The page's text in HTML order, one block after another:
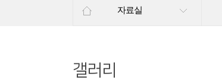
자료실
갤러리